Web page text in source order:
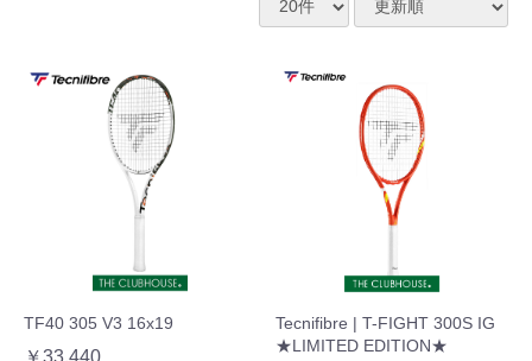
TF40 305 V3 16x19
￥33,440
Tecnifibre | T-FIGHT 300S IG
★LIMITED EDITION★